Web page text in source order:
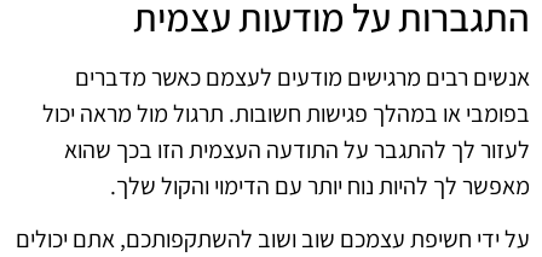
התגברות על מודעות עצמית
אנשים רבים מרגישים מודעים לעצמם כאשר מדברים
בפומבי או במהלך פגישות חשובות. תרגול מול מראה יכול
לעזור לך להתגבר על התודעה העצמית הזו בכך שהוא
מאפשר לך להיות נוח יותר עם הדימוי והקול שלך.
על ידי חשיפת עצמכם שוב ושוב להשתקפותכם, אתם יכולים